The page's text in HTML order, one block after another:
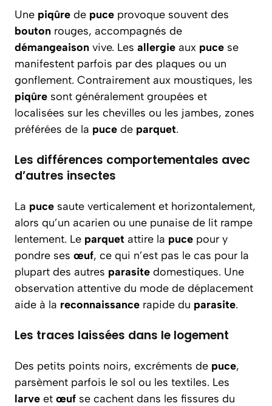
Une piqûre de puce provoque souvent des
bouton rouges, accompagnés de
démangeaison vive. Les allergie aux puce se
manifestent parfois par des plaques ou un
gonflement. Contrairement aux moustiques, les
piqûre sont généralement groupées et
localisées sur les chevilles ou les jambes, zones
préférées de la puce de parquet.
Les différences comportementales avec
d’autres insectes
La puce saute verticalement et horizontalement,
alors qu’un acarien ou une punaise de lit rampe
lentement. Le parquet attire la puce pour y
pondre ses œuf, ce qui n’est pas le cas pour la
plupart des autres parasite domestiques. Une
observation attentive du mode de déplacement
aide à la reconnaissance rapide du parasite.
Les traces laissées dans le logement
Des petits points noirs, excréments de puce,
parsèment parfois le sol ou les textiles. Les
larve et œuf se cachent dans les fissures du